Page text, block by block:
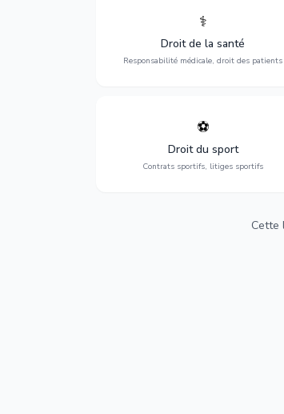
⚕️
Droit de la santé
Responsabilité médicale, droit des patients
Défense de vos droits médicaux :
médicales, responsabilité des
et indemnisation.
⚽
Droit du sport
Contrats sportifs, litiges sportifs
Expertise en droit sportif : contrats de
sportifs, transferts, sponsoring et
contentieux.
Cette